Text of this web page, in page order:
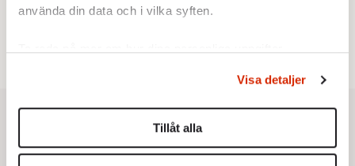
använda din data och i vilka syften.
Du kan ändra eller dra tillbaka ditt samtycke när som
helst från cookie-förklaringen.
Vi använder enhetsidentifierare för att anpassa innehållet
Visa detaljer
Tillåt alla
6.Johan Romin:Andersson, hur ska du få ihop det